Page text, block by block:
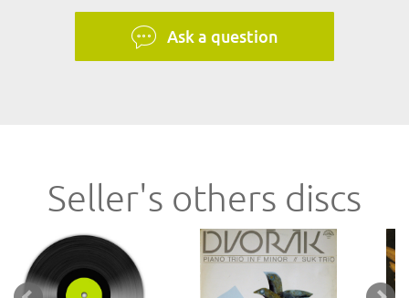
Ask a question
Seller's others discs